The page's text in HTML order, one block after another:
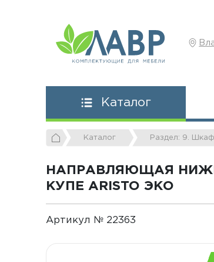
Каталог
Каталог Раздел: 9.
НАПРАВЛЯЮЩАЯ
КУПЕ ARISTO ЭКО
Артикул № 22363